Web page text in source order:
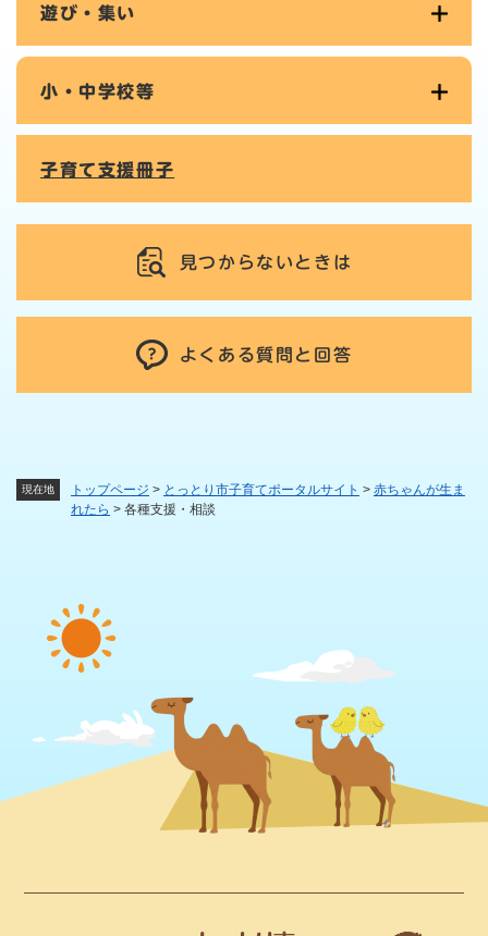
現在地 トップページ > とっとり市子育てポータルサイト > 赤ちゃんが生ま
れたら > 各種支援・相談
遊び・集い
小・中学校等
子育て支援冊子
見つからないときは
よくある質問と回答